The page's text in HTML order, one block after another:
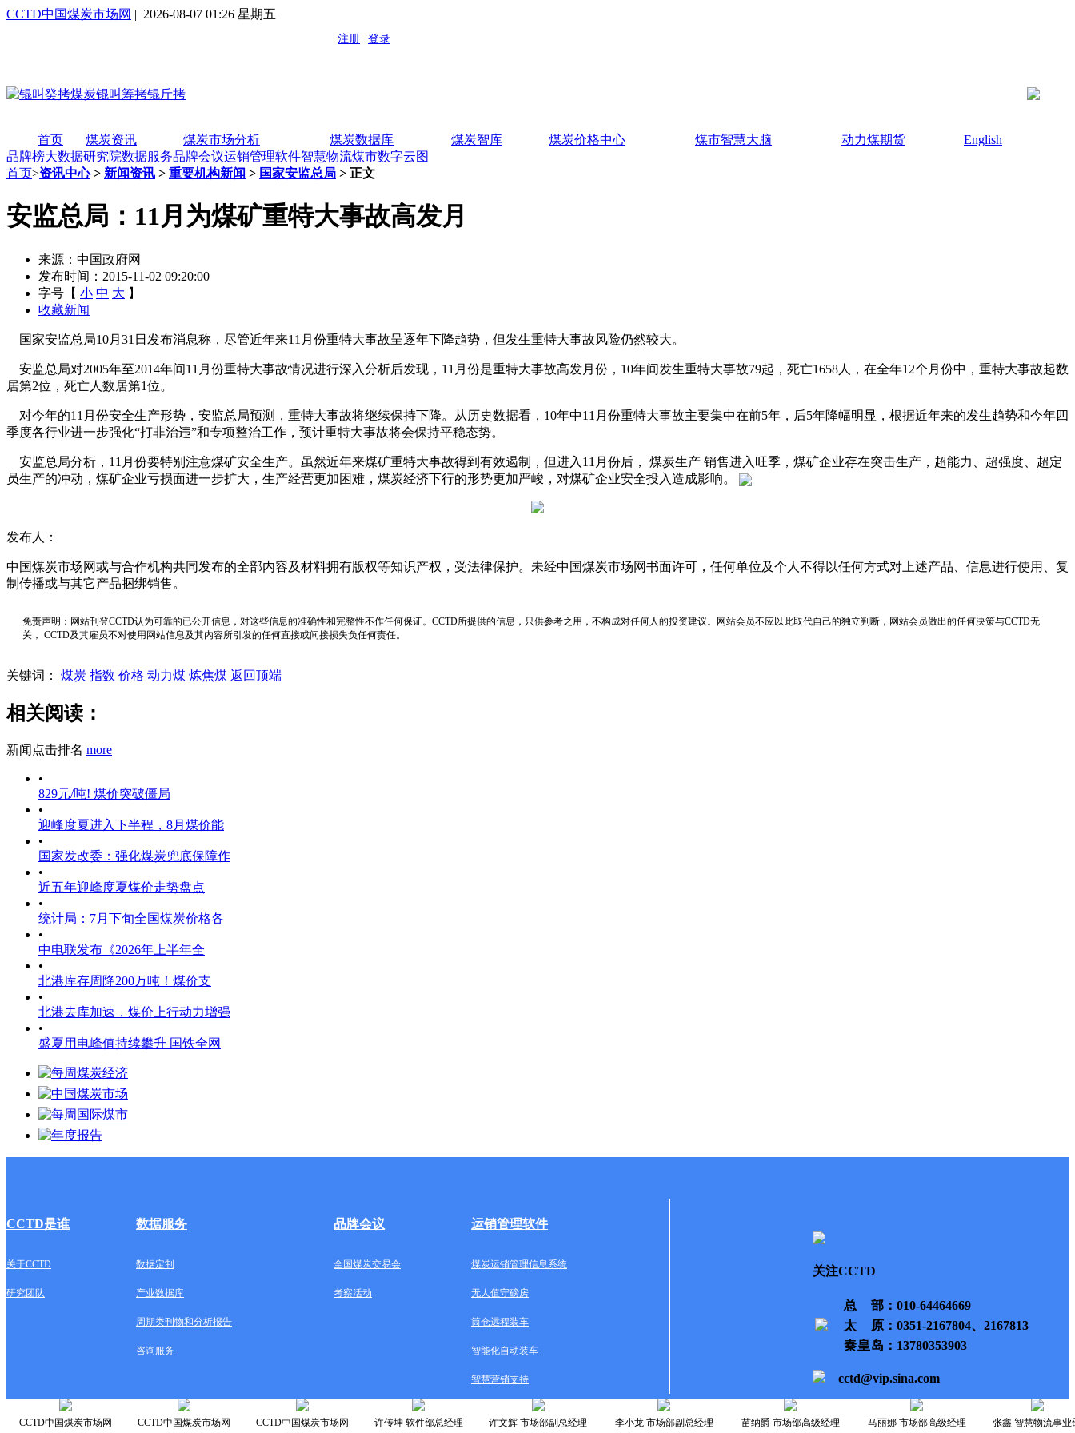
CCTD中国煤炭市场网 | 2026-08-07 01:26 星期五
首页 煤炭资讯 煤炭市场分析 煤炭数据库 煤炭智库 煤炭价格中心 煤市智慧大脑 动力煤期货
English
品牌榜大数据研究院数据服务品牌会议运销管理软件智慧物流煤市数字云图
首页>资讯中心> 新闻资讯 > 重要机构新闻 > 国家安监总局 > 正文
安监总局：11月为煤矿重特大事故高发月
来源：中国政府网
发布时间：2015-11-02 09:20:00
字号【 小 中 大 】
收藏新闻
国家安监总局10月31日发布消息称，尽管近年来11月份重特大事故呈逐年下降趋势，但发生重特大事故风险仍然较大。
安监总局对2005年至2014年间11月份重特大事故情况进行深入分析后发现，11月份是重特大事故高发月份，10年间发生重特大事故79起，死亡1658人，在全年12个月份中，重特大事故起数
居第2位，死亡人数居第1位。
对今年的11月份安全生产形势，安监总局预测，重特大事故将继续保持下降。从历史数据看，10年中11月份重特大事故主要集中在前5年，后5年降幅明显，根据近年来的发生趋势和今年四
季度各行业进一步强化“打非治违”和专项整治工作，预计重特大事故将会保持平稳态势。
安监总局分析，11月份要特别注意煤矿安全生产。虽然近年来煤矿重特大事故得到有效遏制，但进入11月份后， 煤炭生产 销售进入旺季，煤矿企业存在突击生产，超能力、超强度、超定
员生产的冲动，煤矿企业亏损面进一步扩大，生产经营更加困难，煤炭经济下行的形势更加严峻，对煤矿企业安全投入造成影响。
发布人：
中国煤炭市场网或与合作机构共同发布的全部内容及材料拥有版权等知识产权，受法律保护。未经中国煤炭市场网书面许可，任何单位及个人不得以任何方式对上述产品、信息进行使用、复
制传播或与其它产品捆绑销售。
免责声明：网站刊登CCTD认为可靠的已公开信息，对这些信息的准确性和完整性不作任何保证。CCTD所提供的信息，只供参考之用，不构成对任何人的投资建议。网站会员不应以此取代自己的独立判断，网站会员做出的任何决策与CCTD无
关， CCTD及其雇员不对使用网站信息及其内容所引发的任何直接或间接损失负任何责任。
关键词： 煤炭 指数 价格 动力煤 炼焦煤 返回顶端
相关阅读：
新闻点击排名 more
•
829元/吨! 煤价突破僵局
•
迎峰度夏进入下半程，8月煤价能
•
国家发改委：强化煤炭兜底保障作
•
近五年迎峰度夏煤价走势盘点
•
统计局：7月下旬全国煤炭价格各
•
中电联发布《2026年上半年全
•
北港库存周降200万吨！煤价支
•
北港去库加速，煤价上行动力增强
•
盛夏用电峰值持续攀升 国铁全网
CCTD是谁 数据服务 品牌会议 运销管理软件
关于CCTD 数据定制 全国煤炭交易会 煤炭运销管理信息系统
研究团队 产业数据库 考察活动 无人值守磅房
周期类刊物和分析报告 筒仓远程装车
咨询服务 智能化自动装车
智慧营销支持
关注CCTD
总部 ：010-64464669
太原 ：0351-2167804、2167813
秦皇岛 ：13780353903
cctd@vip.sina.com
CCTD中国煤炭市场网
CCTD中国煤炭市场网
CCTD中国煤炭市场网
许传坤 软件部总经理
许文辉 市场部副总经理
李小龙 市场部副总经理
苗纳爵 市场部高级经理
马丽娜 市场部高级经理
张鑫 智慧物流事业